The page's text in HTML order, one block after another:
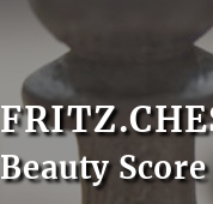
Beauty